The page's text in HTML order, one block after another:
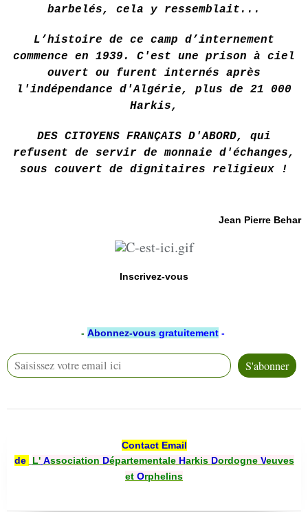
barbelés, cela y ressemblait...
L’histoire de ce camp d’internement
commence en 1939. C'est une prison à ciel
ouvert ou furent internés après
l'indépendance d'Algérie, plus de 21 000
Harkis,
DES CITOYENS FRANÇAIS D'ABORD, qui
refusent de servir de monnaie d'échanges,
sous couvert de dignitaires religieux !
Jean Pierre Behar
Inscrivez-vous
- Abonnez-vous gratuitement -
Contact Email
de
L' Association DépartementaleHarkis DordogneVeuves
et Orphelins